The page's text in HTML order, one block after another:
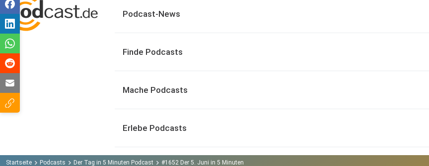
Podcast-News
Finde Podcasts
Mache Podcasts
Erlebe Podcasts
Startseite Podcasts Der Tag in 5 Minuten Podcast #1652 Der 5. Juni in 5 Minuten